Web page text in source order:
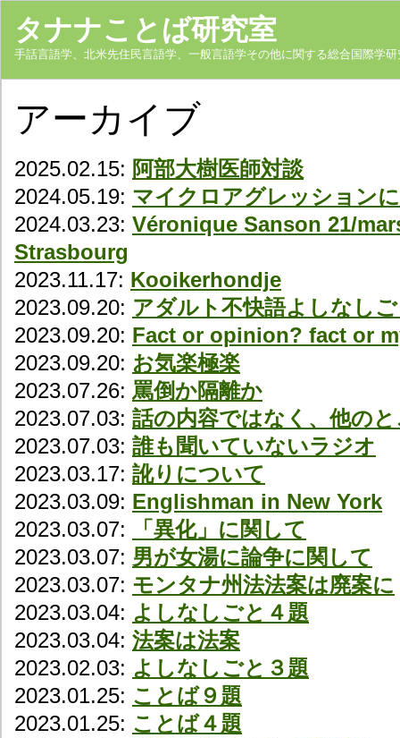
タナナことば研究室
手話言語学、北米先住民言語学、一般言語学その他に関する総合国際学
アーカイブ
2025.02.15: 阿部大樹医師対談
2024.05.19: マイクロアグレッション
2024.03.23: Véronique Sanson 21/
Strasbourg
2023.11.17: Kooikerhondje
2023.09.20: アダルト不快語よしなし
2023.09.20: Fact or opinion? fact or
2023.09.20: お気楽極楽
2023.07.26: 罵倒か隔離か
2023.07.03: 話の内容ではなく、他の
2023.07.03: 誰も聞いていないラジオ
2023.03.17: 訛りについて
2023.03.09: Englishman in New York
2023.03.07:
「異化」に関して
2023.03.07: 男が女湯に論争に関して
2023.03.07: モンタナ州法法案は廃案に
2023.03.04: よしなしごと４題
2023.03.04: 法案は法案
2023.02.03: よしなしごと３題
2023.01.25: ことば９題
2023.01.25: ことば４題